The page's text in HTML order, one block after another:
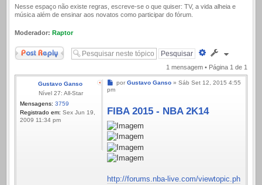
Nesse espaço não existe regras, escreve-se o que quiser: TV, a vida alheia e
música além de ensinar aos novatos como participar do fórum.
Moderador: Raptor
Responder
Pesquisa
avançada
1 mensagem • Página 1 de 1
Gustavo Ganso
Nível 27: All-Star
Mensagens: 3759
Registrado em: Sex Jun 19,
2009 11:34 pm
Mensagem
por Gustavo Ganso» Sáb Set 12, 2015 4:55
pm
FIBA 2015 - NBA 2K14
http://forums.nba-live.com/viewtopic.ph